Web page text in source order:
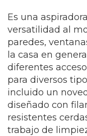
Es una
versatilidad al
paredes,
la casa en
diferentes
para diversos
incluido un
diseñado con
resistentes
trabajo de